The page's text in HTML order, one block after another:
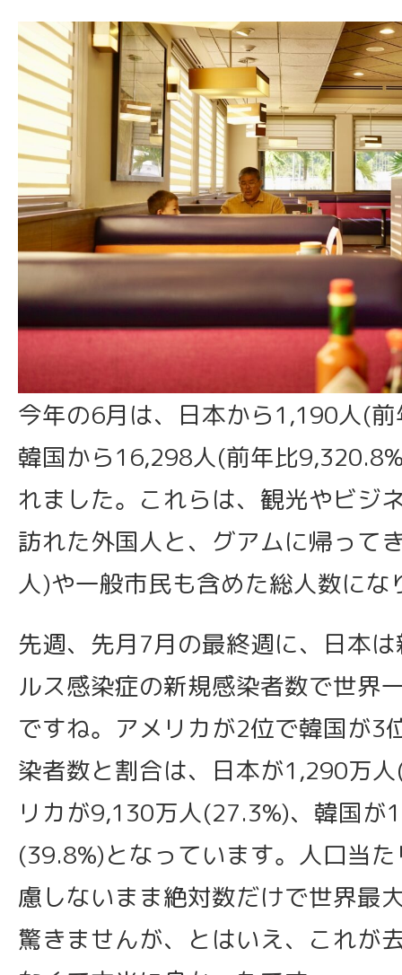
今年の6月は、日本から1,190人(
韓国から16,298人(前年比
れました。これらは、観光やビジ
訪れた外国人と、グアムに帰って
人)や一般市民も含めた総人数にな
先週、先月7月の最終週に、日本
ルス感染症の新規感染者数で世界
ですね。アメリカが2位で韓国が3
染者数と割合は、日本が1,290万
リカが9,130万人(27.3%)、韓国が
(39.8%)となっています。人口当
慮しないまま絶対数だけで世界最
驚きませんが、とはいえ、これが